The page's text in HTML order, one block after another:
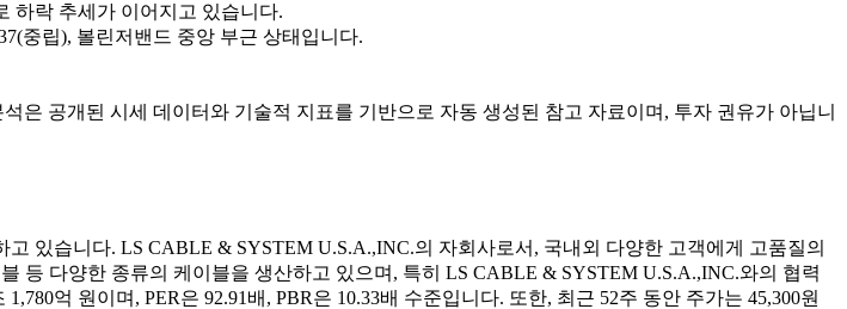
하락 추세가 이어지고 있습니다.
중립), 볼린저밴드 중앙 부근 상태입니다.
은 공개된 시세 데이터와 기술적 지표를 기반으로 자동 생성된 참고 자료이며, 투자 권유가 아닙니
있습니다. LS CABLE & SYSTEM U.S.A.,INC.의 자회사로서, 국내외 다양한 고객에게 고품질의
등 다양한 종류의 케이블을 생산하고 있으며, 특히 LS CABLE & SYSTEM U.S.A.,INC.와의 협력
억 원이며, PER은 92.91배, PBR은 10.33배 수준입니다. 또한, 최근 52주 동안 주가는 45,300원